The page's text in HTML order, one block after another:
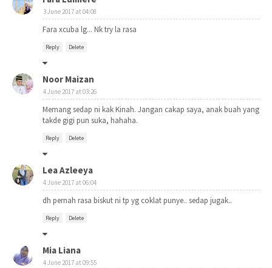
3 June 2017 at 04:08
Fara xcuba lg... Nk try la rasa
Reply Delete
Noor Maizan
4 June 2017 at 03:26
Memang sedap ni kak Kinah. Jangan cakap saya, anak buah yang
takde gigi pun suka, hahaha.
Reply Delete
Lea Azleeya
4 June 2017 at 06:04
dh pernah rasa biskut ni tp yg coklat punye.. sedap jugak..
Reply Delete
Mia Liana
4 June 2017 at 09:55